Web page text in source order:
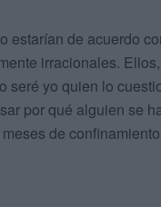
estarían de acuerdo
irracionales.
seré yo quien lo
por qué alguien se
de